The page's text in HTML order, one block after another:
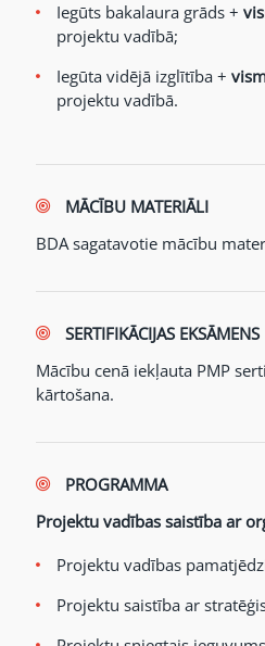
Iegūts bakalaura grāds +
projektu vadībā;
Iegūta vidējā izglītība +
projektu vadībā.
MĀCĪBU MATERIĀLI
BDA sagatavotie mācību
SERTIFIKĀCIJAS EKSĀMENS
Mācību cenā iekļauta PMP
kārtošana.
PROGRAMMA
Projektu vadības saistība ar
Projektu vadības
Projektu saistība ar